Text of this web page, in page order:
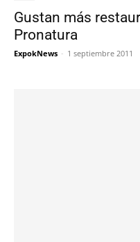
Gustan más
Pronatura
ExpokNews - 1 septiembre 2011